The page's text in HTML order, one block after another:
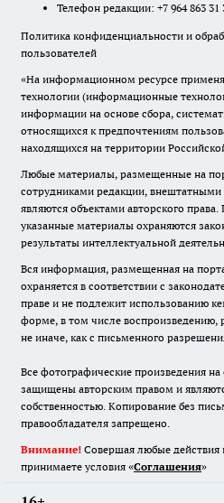
Телефон редакции: +7 964 863 31
Политика конфиденциальности и
пользователей
«На информационном ресурсе
технологии (информационные
информации на основе сбора,
относящихся к предпочтениям
находящихся на территории
Любые материалы, размещенные на
сотрудниками редакции,
являются объектами авторского
указанные материалы охраняются
результаты интеллектуальной
Вся информация, размещенная на
охраняется в соответствии с
праве и не подлежит использованию
форме, в том числе воспроизведению,
не иначе, как с письменного
Все фотографические произведения на
защищены авторским правом и
собственностью. Копирование без
правообладателя запрещено.
Внимание! Совершая любые действия
принимаете условия «Cоглашения»